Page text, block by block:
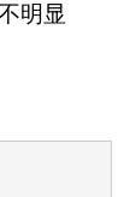
明显